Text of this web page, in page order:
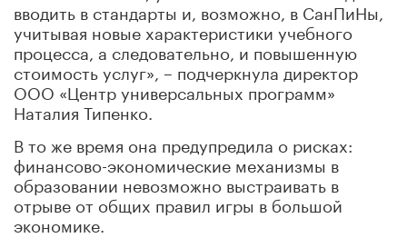
вводить в стандарты и, возможно, в СанПиНы,
учитывая новые характеристики учебного
процесса, а следовательно, и повышенную
стоимость услуг», – подчеркнула директор
ООО «Центр универсальных программ»
Наталия Типенко.
В то же время она предупредила о рисках:
финансово-экономические механизмы в
образовании невозможно выстраивать в
отрыве от общих правил игры в большой
экономике.